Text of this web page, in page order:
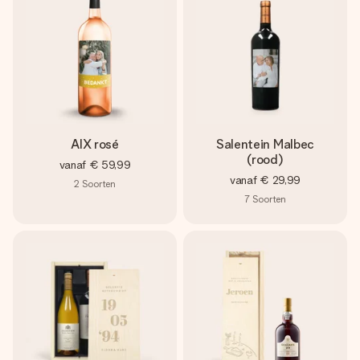
AIX rosé
vanaf € 59,99
2 Soorten
Salentein Malbec
(rood)
vanaf € 29,99
7 Soorten